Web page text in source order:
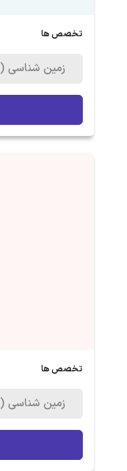
تخصص ها
زمین شناسی (Geology)
تخصص ها
زمین شناسی (Geology)